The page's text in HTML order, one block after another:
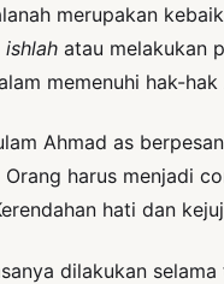
merupakan
ishlah atau melakukan
memenuhi hak-
Ahmad as
harus menjadi
hati dan
dilakukan